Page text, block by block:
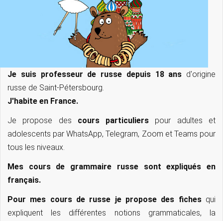
Je suis professeur de russe depuis 18 ans d'origine
russe de Saint-Pétersbourg.
J'habite en France.
Je propose des cours particuliers pour adultes et
adolescents par WhatsApp, Telegram, Zoom et Teams pour
tous les niveaux.
Mes cours de grammaire russe sont expliqués en
français.
Pour mes cours de russe je propose des fichesqui
expliquent les différentes notions grammaticales, la